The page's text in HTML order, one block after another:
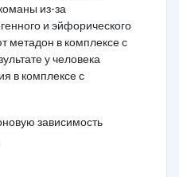
из-за
и эйфорического
метадон в комплексе с
у человека
в комплексе с
зависимость